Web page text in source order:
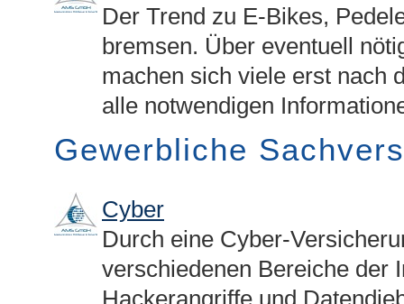
Der Trend zu E-Bikes,
bremsen. Über eventuell
machen sich viele erst nach
alle notwendigen
Gewerbliche
Cyber
Durch eine Cyber-
verschiedenen Bereiche der
Hackerangriffe und